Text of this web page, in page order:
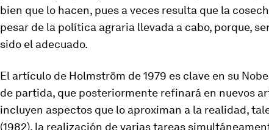
bien que lo hacen, pues a veces resulta que la
pesar de la política agraria llevada a cabo, porque,
sido el adecuado.
El artículo de Holmström de 1979 es clave en su
de partida, que posteriormente refinará en nuevos
incluyen aspectos que lo aproximan a la realidad,
(1982), la realización de varias tareas